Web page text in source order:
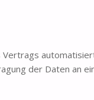
der Daten an